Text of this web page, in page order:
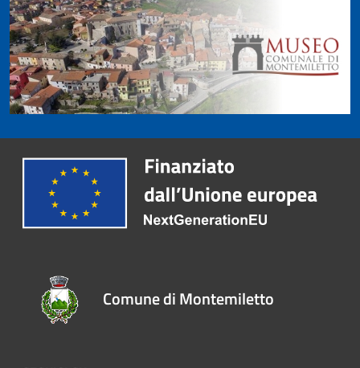
Comune di Montemiletto